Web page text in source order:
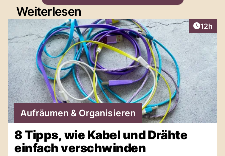
Weiterlesen
Artikel
12h
Aufräumen & Organisieren
8 Tipps, wie Kabel und Drähte
einfach verschwinden